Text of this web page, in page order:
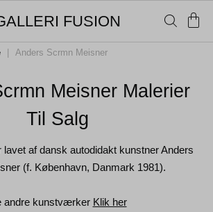
FUSION
Anders Scrmn Meisner
Meisner Malerier
Til Salg
lavet af dansk autodidakt kunstner Anders
(f. København, Danmark 1981).
andre kunstværker Klik her